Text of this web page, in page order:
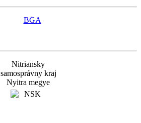
Nitriansky
samosprávny kraj
Nyitra megye